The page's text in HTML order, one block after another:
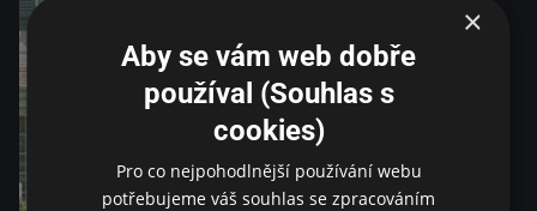
×
Aby se vám web dobře
používal (Souhlas s
cookies)
Pro co nejpohodlnější používání webu
potřebujeme váš souhlas se zpracováním